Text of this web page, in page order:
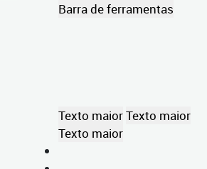
Barra de ferramentas
Texto maiorTexto maior
Texto maior